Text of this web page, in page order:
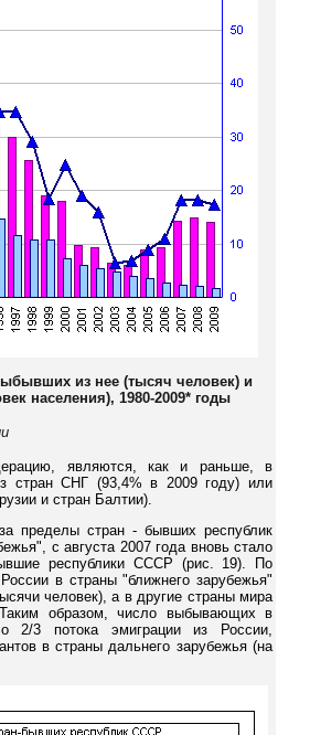
из нее (тысяч человек) и
населения), 1980-2009* годы
являются, как и раньше, в
стран СНГ (93,4% в 2009 году) или
и стран Балтии).
пределы стран - бывших республик
с августа 2007 года вновь стало
республики СССР (рис. 19). По
в страны "ближнего зарубежья"
человек), а в другие страны мира
образом, число выбывающих в
2/3 потока эмиграции из России,
в страны дальнего зарубежья (на